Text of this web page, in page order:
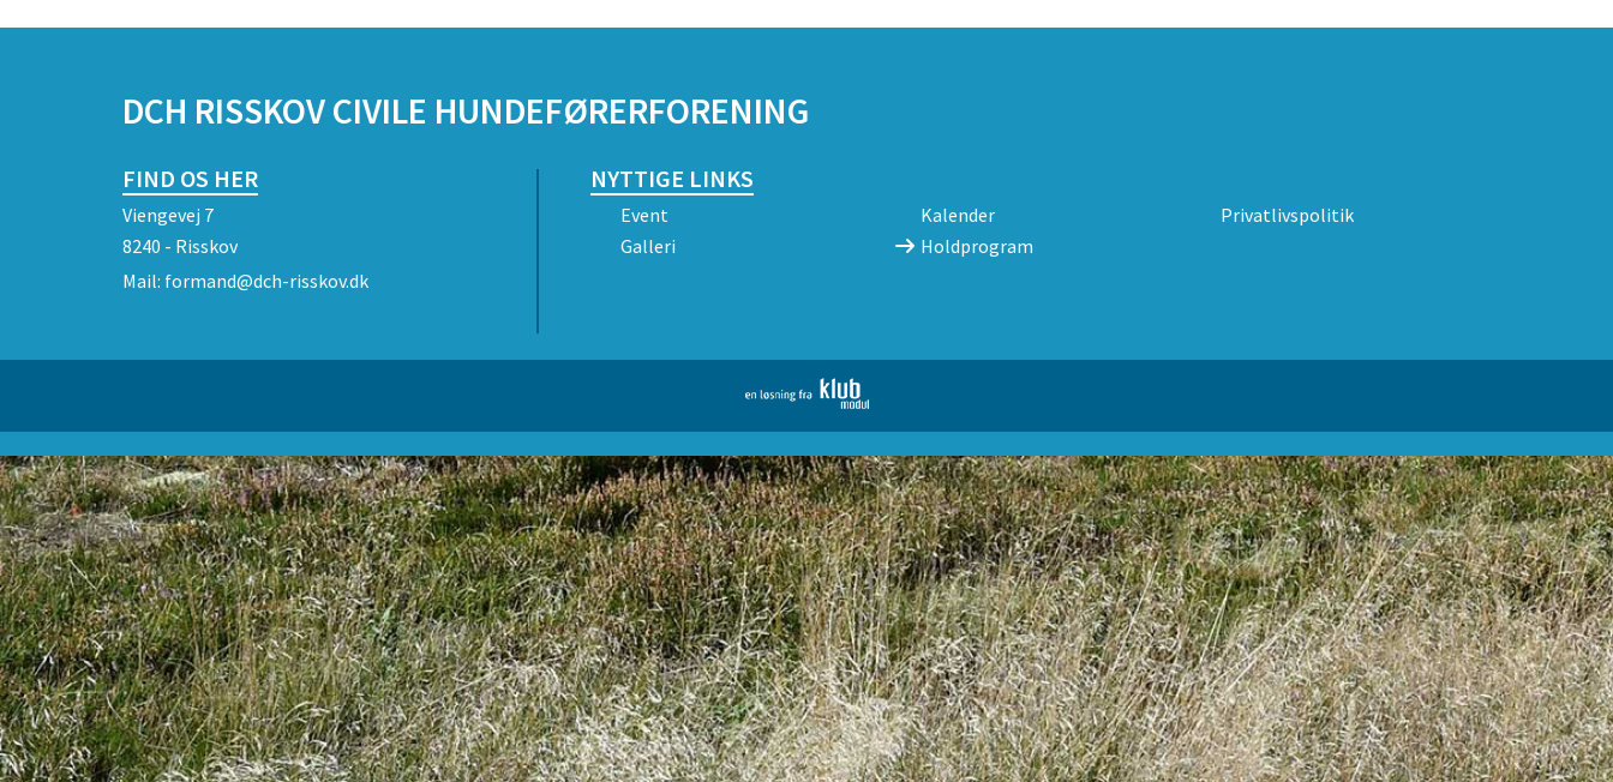
DCH RISSKOV CIVILE HUNDEFØRERFORENING
FIND OS HER
Viengevej 7
8240 - Risskov
Mail: formand@dch-risskov.dk
NYTTIGE LINKS
Event Kalender
Privatlivspolitik
Galleri
Holdprogram